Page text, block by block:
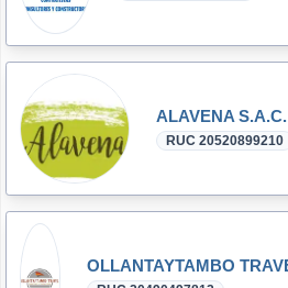
ALAVENA S.A.C.
RUC 20520899210